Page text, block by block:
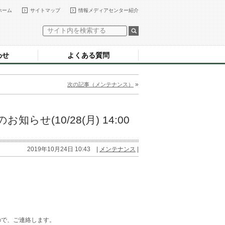
情報メディアセンター紹介
サイトマップ
ーム
せ よくある質問
次の記事（メンテナンス） »
お知らせ(10/28(月) 14:00
2019年10月24日 10:43 | メンテナンス
、ご連絡します。